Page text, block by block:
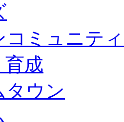
て
ディーア）
コミュニティ
育成
タウン